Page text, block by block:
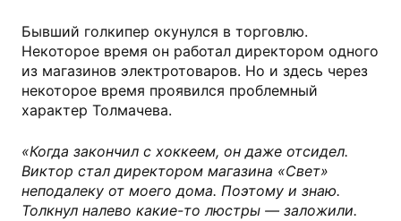
Бывший голкипер окунулся в торговлю.
Некоторое время он работал директором одного
из магазинов электротоваров. Но и здесь через
некоторое время проявился проблемный
характер Толмачева.
«Когда закончил с хоккеем, он даже отсидел.
Виктор стал директором магазина «Свет»
неподалеку от моего дома. Поэтому и знаю.
Толкнул налево какие-то люстры — заложили.